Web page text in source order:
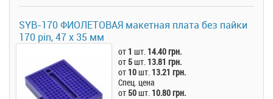
SYB-170 ФИОЛЕТОВАЯ макетная плата без пайки
170 pin, 47 x 35 мм
от 1 шт. 14.40 грн.
от 5шт. 13.81 грн.
от 10шт. 13.21 грн.
Спец. цена
от 50шт. 10.80 грн.